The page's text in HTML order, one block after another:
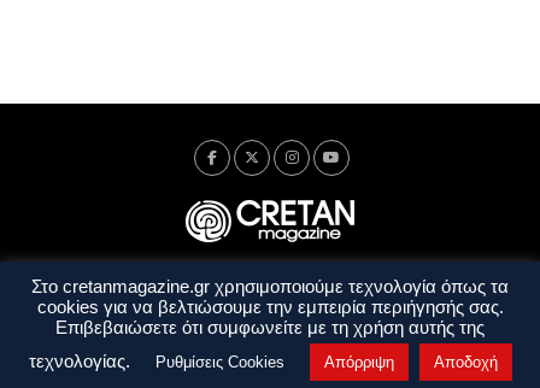
Ταυτότητα Πολιτική Απορρήτου
Όροι Χρήσης
Όροι και Προϋποθέσεις
Στο cretanmagazine.gr χρησιμοποιούμε τεχνολογία όπως τα
cookies για να βελτιώσουμε την εμπειρία περιήγησής σας.
Επιβεβαιώσετε ότι συμφωνείτε με τη χρήση αυτής της
τεχνολογίας.
Ρυθμίσεις Cookies Απόρριψη Αποδοχή